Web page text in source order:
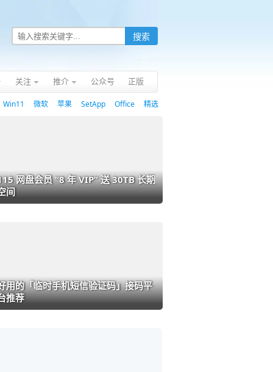
关注 推介 公众号 正版
Win11 微软 苹果 SetApp Office 精选
网盘会员 “8 年 VIP” 送 30TB 长期
间
用的「临时手机短信验证码」接码平
推荐